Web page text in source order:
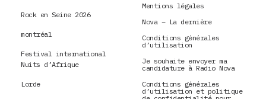
Rock en Seine 2026
montréal
Festival international
Nuits d’Afrique
Lorde
Mentions légales
Nova – La dernière
Conditions générales
d’utilisation
Je souhaite envoyer ma
candidature à Radio Nova
Conditions générales
d’utilisation et politique